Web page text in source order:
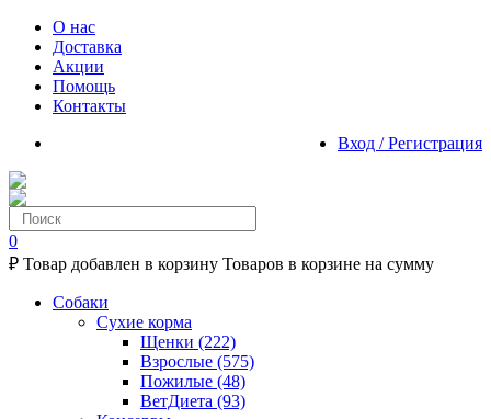
О нас
Доставка
Акции
Помощь
Контакты
Вход / Регистрация
0
₽ Товар добавлен в корзину Товаров в корзине на сумму
Собаки
Сухие корма
Щенки (222)
Взрослые (575)
Пожилые (48)
ВетДиета (93)